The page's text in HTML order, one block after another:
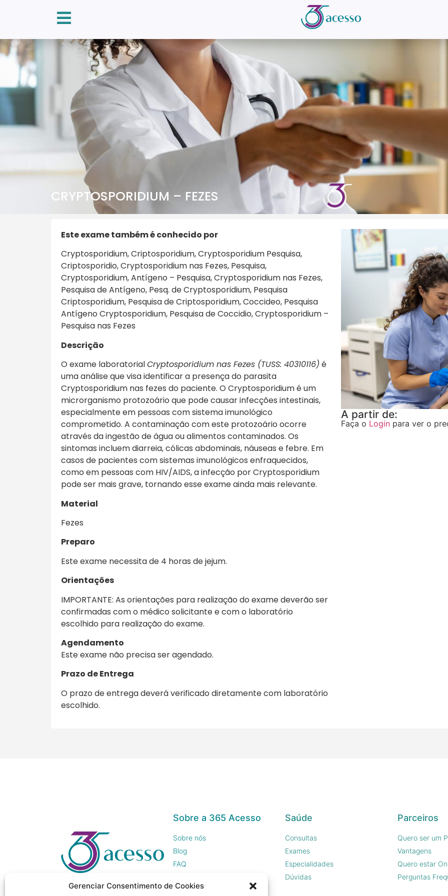
Gerenciar Consentimento de Cookies
CRYPTOSPORIDIUM – FEZES
Este exame também é conhecido por
Cryptosporidium, Criptosporidium, Cryptosporidium Pesquisa,
Criptosporidio, Cryptosporidium nas Fezes, Pesquisa,
Cryptosporidium, Antígeno – Pesquisa, Cryptosporidium nas Fezes,
Pesquisa de Antígeno, Pesq. de Cryptosporidium, Pesquisa
Criptosporidium, Pesquisa de Criptosporidium, Coccideo, Pesquisa
Antígeno Cryptosporidium, Pesquisa de Coccidio, Cryptosporidium –
Pesquisa nas Fezes
Descrição
O exame laboratorialCryptosporidium nas Fezes (TUSS: 40310116) é
uma análise que visa identificar a presença do parasita
Cryptosporidium nas fezes do paciente. O Cryptosporidium é um
microrganismo protozoário que pode causar infecções intestinais,
especialmente em pessoas com sistema imunológico
comprometido. A contaminação com este protozoário ocorre
através da ingestão de água ou alimentos contaminados. Os
sintomas incluem diarreia, cólicas abdominais, náuseas e febre. Em
casos de pacientes com sistemas imunológicos enfraquecidos,
como em pessoas com HIV/AIDS, a infecção por Cryptosporidium
pode ser mais grave, tornando esse exame ainda mais relevante.
Material
Fezes
Preparo
Este exame necessita de 4 horas de jejum.
Orientações
IMPORTANTE: As orientações para realização do exame deverão ser
confirmadas com o médico solicitante e com o laboratório
escolhido para realização do exame.
Agendamento
Este exame não precisa ser agendado.
Prazo de Entrega
O prazo de entrega deverá verificado diretamente com laboratório
escolhido.
A partir de:
Faça o Login para ver o
Sobre a 365 Acesso
Sobre nós
Blog
FAQ
Imprensa
Saúde
Consultas
Exames
Especialidades
Dúvidas
Parceiros
Quero ser um
Vantagens
Quero estar
Perguntas